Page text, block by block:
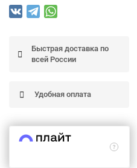
Быстрая доставка по
всей России
Удобная оплата
8 (800)